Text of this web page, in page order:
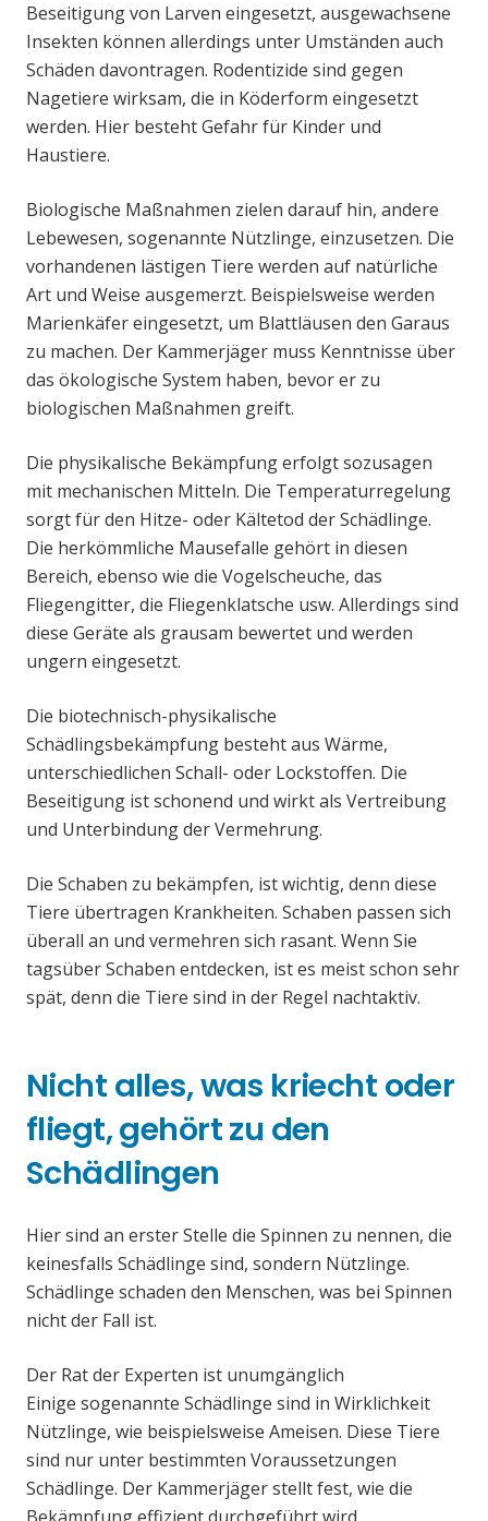
Beseitigung von Larven eingesetzt, ausgewachsene
Insekten können allerdings unter Umständen auch
Schäden davontragen. Rodentizide sind gegen
Nagetiere wirksam, die in Köderform eingesetzt
werden. Hier besteht Gefahr für Kinder und
Haustiere.
Biologische Maßnahmen zielen darauf hin, andere
Lebewesen, sogenannte Nützlinge, einzusetzen. Die
vorhandenen lästigen Tiere werden auf natürliche
Art und Weise ausgemerzt. Beispielsweise werden
Marienkäfer eingesetzt, um Blattläusen den Garaus
zu machen. Der Kammerjäger muss Kenntnisse über
das ökologische System haben, bevor er zu
biologischen Maßnahmen greift.
Die physikalische Bekämpfung erfolgt sozusagen
mit mechanischen Mitteln. Die Temperaturregelung
sorgt für den Hitze- oder Kältetod der Schädlinge.
Die herkömmliche Mausefalle gehört in diesen
Bereich, ebenso wie die Vogelscheuche, das
Fliegengitter, die Fliegenklatsche usw. Allerdings sind
diese Geräte als grausam bewertet und werden
ungern eingesetzt.
Die biotechnisch-physikalische
Schädlingsbekämpfung besteht aus Wärme,
unterschiedlichen Schall- oder Lockstoffen. Die
Beseitigung ist schonend und wirkt als Vertreibung
und Unterbindung der Vermehrung.
Die Schaben zu bekämpfen, ist wichtig, denn diese
Tiere übertragen Krankheiten. Schaben passen sich
überall an und vermehren sich rasant. Wenn Sie
tagsüber Schaben entdecken, ist es meist schon sehr
spät, denn die Tiere sind in der Regel nachtaktiv.
Nicht alles, was kriecht oder
fliegt, gehört zu den
Schädlingen
Hier sind an erster Stelle die Spinnen zu nennen, die
keinesfalls Schädlinge sind, sondern Nützlinge.
Schädlinge schaden den Menschen, was bei Spinnen
nicht der Fall ist.
Der Rat der Experten ist unumgänglich
Einige sogenannte Schädlinge sind in Wirklichkeit
Nützlinge, wie beispielsweise Ameisen. Diese Tiere
sind nur unter bestimmten Voraussetzungen
Schädlinge. Der Kammerjäger stellt fest, wie die